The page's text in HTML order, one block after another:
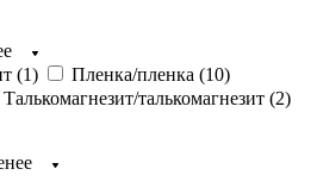
(1) Пленка/пленка (10)
Талькомагнезит/талькомагнезит (2)